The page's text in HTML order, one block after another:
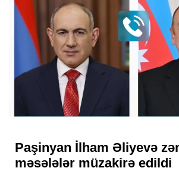
Paşinyan İlham Əliyevə
məsələlər müzakirə edildi